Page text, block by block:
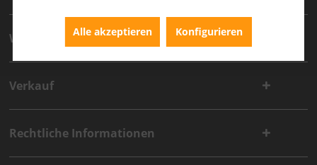
Wichtige technische Artikelinformation
Verkauf
Rechtliche Informationen
Alle akzeptieren Konfigurieren